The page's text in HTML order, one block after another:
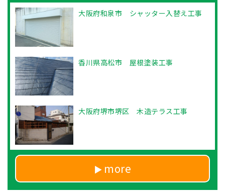
大阪府和泉市 シャッター入替え工事
香川県高松市 屋根塗装工事
大阪府堺市堺区 木造テラス工事
more